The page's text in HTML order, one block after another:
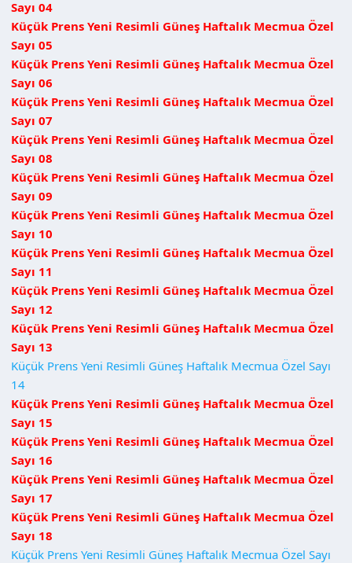
Sayı 04
Küçük Prens Yeni Resimli Güneş Haftalık Mecmua Özel
Sayı 05
Küçük Prens Yeni Resimli Güneş Haftalık Mecmua Özel
Sayı 06
Küçük Prens Yeni Resimli Güneş Haftalık Mecmua Özel
Sayı 07
Küçük Prens Yeni Resimli Güneş Haftalık Mecmua Özel
Sayı 08
Küçük Prens Yeni Resimli Güneş Haftalık Mecmua Özel
Sayı 09
Küçük Prens Yeni Resimli Güneş Haftalık Mecmua Özel
Sayı 10
Küçük Prens Yeni Resimli Güneş Haftalık Mecmua Özel
Sayı 11
Küçük Prens Yeni Resimli Güneş Haftalık Mecmua Özel
Sayı 12
Küçük Prens Yeni Resimli Güneş Haftalık Mecmua Özel
Sayı 13
Küçük Prens Yeni Resimli Güneş Haftalık Mecmua Özel Sayı
14
Küçük Prens Yeni Resimli Güneş Haftalık Mecmua Özel
Sayı 15
Küçük Prens Yeni Resimli Güneş Haftalık Mecmua Özel
Sayı 16
Küçük Prens Yeni Resimli Güneş Haftalık Mecmua Özel
Sayı 17
Küçük Prens Yeni Resimli Güneş Haftalık Mecmua Özel
Sayı 18
Küçük Prens Yeni Resimli Güneş Haftalık Mecmua Özel Sayı